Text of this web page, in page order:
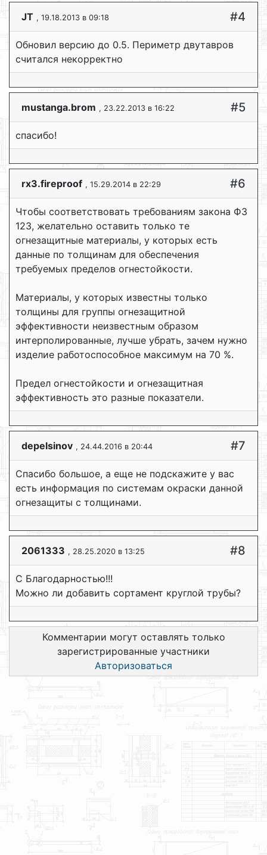
JT , 19.18.2013 в 09:18 #4
Обновил версию до 0.5. Периметр двутавров
считался некорректно
mustanga.brom , 23.22.2013 в 16:22 #5
спасибо!
rx3.fireproof , 15.29.2014 в 22:29 #6
Чтобы соответствовать требованиям закона ФЗ
123, желательно оставить только те
огнезащитные материалы, у которых есть
данные по толщинам для обеспечения
требуемых пределов огнестойкости.
Материалы, у которых известны только
толщины для группы огнезащитной
эффективности неизвестным образом
интерполированные, лучше убрать, зачем нужно
изделие работоспособное максимум на 70 %.
Предел огнестойкости и огнезащитная
эффективность это разные показатели.
depelsinov , 24.44.2016 в 20:44 #7
Спасибо большое, а еще не подскажите у вас
есть информация по системам окраски данной
огнезащиты с толщинами.
2061333 , 28.25.2020 в 13:25 #8
С Благодарностью!!!
Можно ли добавить сортамент круглой трубы?
Комментарии могут оставлять только
зарегистрированные участники
Авторизоваться